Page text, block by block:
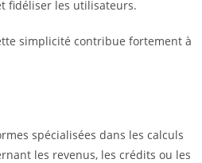
fidéliser les utilisateurs.
simplicité contribue fortement à
spécialisées dans les calculs
les revenus, les crédits ou les